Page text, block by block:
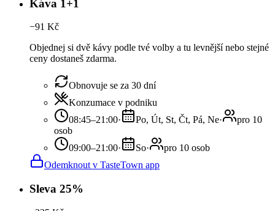
Káva 1+1
−91 Kč
Objednej si dvě kávy podle tvé volby a tu levnější nebo stejné
ceny dostaneš zdarma.
Obnovuje se za 30 dní
Konzumace v podniku
08:45–21:00· Po, Út, St, Čt, Pá, Ne·
pro 10
osob
09:00–21:00· So·
pro 10 osob
Odemknout v TasteTown app
Sleva 25%